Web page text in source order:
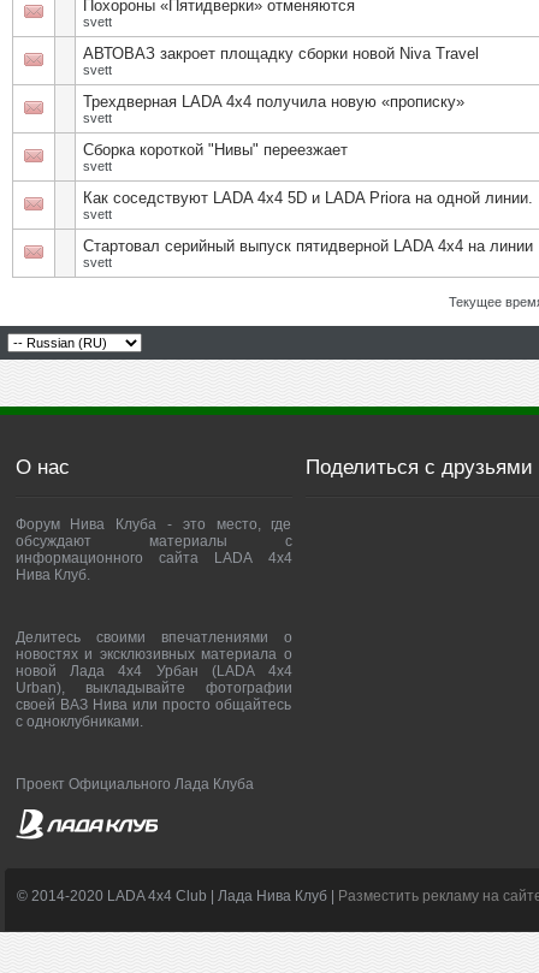
Похороны «Пятидверки» отменяются
svett
АВТОВАЗ закроет площадку сборки новой Niva Travel
svett
Трехдверная LADA 4x4 получила новую «прописку»
svett
Сборка короткой "Нивы" переезжает
svett
Как соседствуют LADA 4x4 5D и LADA Priora на одной
svett
Стартовал серийный выпуск пятидверной LADA 4х4 на
svett
Текущее
О нас
Форум Нива Клуба - это место, где
обсуждают материалы с
информационного сайта LADA 4x4
Нива Клуб.
Делитесь своими впечатлениями о
новостях и эксклюзивных материала о
новой Лада 4х4 Урбан (LADA 4x4
Urban), выкладывайте фотографии
своей ВАЗ Нива или просто общайтесь
с одноклубниками.
Проект Официального Лада Клуба
Поделиться с друзьями
© 2014-2020 LADA 4x4 Club | Лада Нива Клуб | Разместить рекламу на